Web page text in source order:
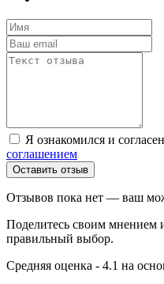
Я ознакомился и
соглашением
Оставить отзыв
Отзывов пока нет — ваш
Поделитесь своим мнением
правильный выбор.
Средняя оценка - 4.1 на